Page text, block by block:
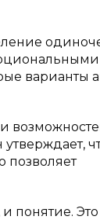
варианты
позволяет
понятие. Это